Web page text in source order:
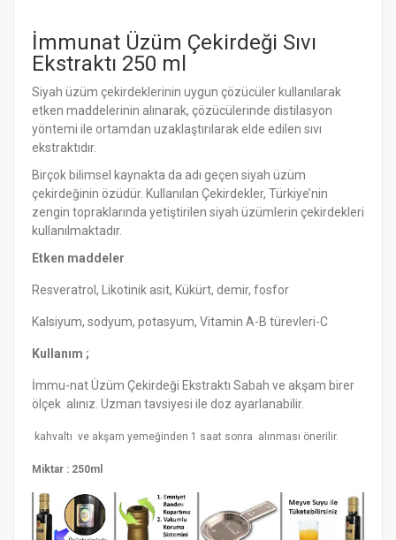
İmmunat Üzüm Çekirdeği Sıvı
Ekstraktı 250 ml
Siyah üzüm çekirdeklerinin uygun çözücüler kullanılarak
etken maddelerinin alınarak, çözücülerinde distilasyon
yöntemi ile ortamdan uzaklaştırılarak elde edilen sıvı
ekstraktıdır.
Birçok bilimsel kaynakta da adı geçen siyah üzüm
çekirdeğinin özüdür. Kullanılan Çekirdekler, Türkiye’nin
zengin topraklarında yetiştirilen siyah üzümlerin çekirdekleri
kullanılmaktadır.
Etken maddeler
Resveratrol, Likotinik asit, Kükürt, demir, fosfor
Kalsiyum, sodyum, potasyum, Vitamin A-B türevleri-C
Kullanım ;
İmmu-nat Üzüm Çekirdeği Ekstraktı Sabah ve akşam birer
ölçek alınız. Uzman tavsiyesi ile doz ayarlanabilir.
kahvaltı ve akşam yemeğinden 1 saat sonra alınması önerilir.
Miktar : 250ml